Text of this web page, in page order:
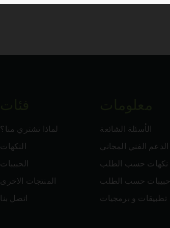
لماذا تشتري منا؟
النكهات
الحبيبات
المنتجات الاخرى
اتصل بنا
الأسئلة الشائعة
الدعم الفني المجاني
نكهات حسب الطلب
حبيبات حسب الطلب
تطبيقات و برمجيات